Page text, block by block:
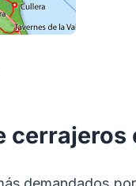
cerrajeros